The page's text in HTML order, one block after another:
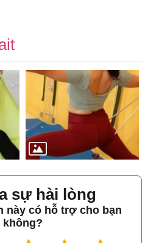
sự hài lòng
này có hỗ trợ cho bạn
không?